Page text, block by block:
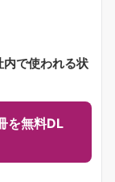
で使われる状
を無料DL